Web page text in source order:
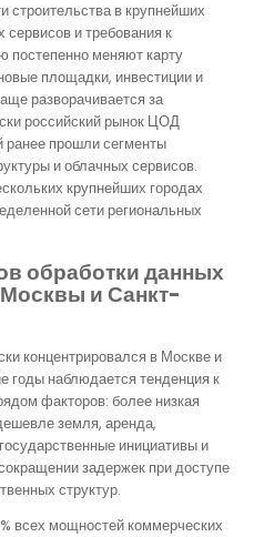
строительства в крупнейших
сервисов и требования к
постепенно меняют карту
площадки, инвестиции и
разворачивается за
российский рынок ЦОД
ранее прошли сегменты
и облачных сервисов.
крупнейших городах
сети региональных
обработки данных
и Санкт-
концентрировался в Москве и
годы наблюдается тенденция к
факторов: более низкая
земля, аренда,
инициативы и
задержек при доступе
структур.
всех мощностей коммерческих